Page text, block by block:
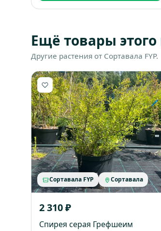
Ещё товары
Другие растения от Сортавала FYP.
Сортавала FYP Сортавала
2 310 ₽
Спирея серая Грефшеим